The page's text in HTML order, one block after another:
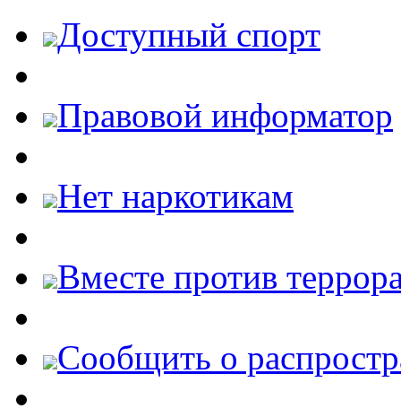
Доступный спорт
Правовой информатор
Нет наркотикам
Вместе против
Cообщить о